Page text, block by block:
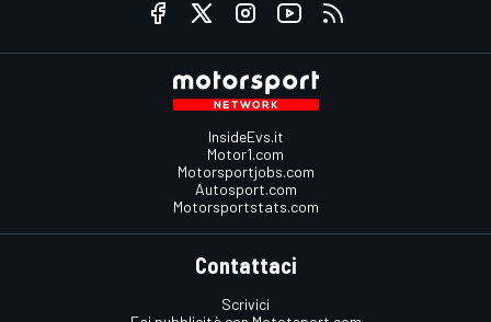
InsideEvs.it
Motor1.com
Motorsportjobs.com
Autosport.com
Motorsportstats.com
Contattaci
Scrivici